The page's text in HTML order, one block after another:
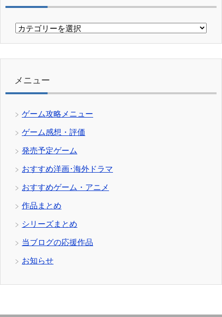
カ
リ
メニュー
ゲーム攻略メニュー
ゲーム感想・評価
発売予定ゲーム
おすすめ洋画･海外ドラマ
おすすめゲーム・アニメ
作品まとめ
シリーズまとめ
当ブログの応援作品
お知らせ